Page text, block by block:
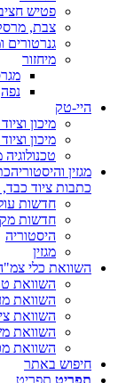
פטיש
צבת,
גנרטורים
מיחזור
נפה
היי-טק
מיכון
מיכון
מגזין והיסטוריה
כתבות ציוד
חדשות
חדשות
היסטוריה
מגזין
השוואת כלי
השוואת
השוואת
השוואת
השוואת
השוואת
חיפוש באתר
תפריט תפריט